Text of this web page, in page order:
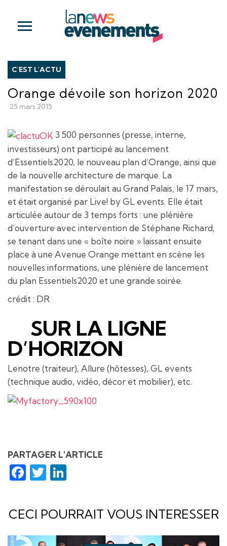
C'EST L'ACTU
Orange dévoile son horizon 2020
25 mars 2015
3 500 personnes (presse, interne,
investisseurs) ont participé au lancement
d’Essentiels2020, le nouveau plan d’Orange, ainsi que
de la nouvelle architecture de marque. La
manifestation se déroulait au Grand Palais, le 17 mars,
et était organisé par Live! by GL events. Elle était
articulée autour de 3 temps forts : une plénière
d’ouverture avec intervention de Stéphane Richard,
se tenant dans une « boîte noire » laissant ensuite
place à une Avenue Orange mettant en scène les
nouvelles informations, une plénière de lancement
du plan Essentiels2020 et une grande soirée.
crédit : DR
SUR LA LIGNE
D’HORIZON
Lenotre (traiteur), Allure (hôtesses), GL events
(technique audio, vidéo, décor et mobilier), etc.
PARTAGER L'ARTICLE
Facebook
Twitter
CECI POURRAIT VOUS INTERESSER